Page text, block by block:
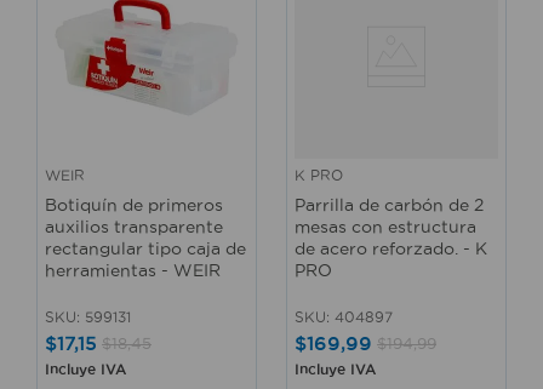
WEIR
Botiquín de primeros
auxilios transparente
rectangular tipo caja de
herramientas - WEIR
SKU: 599131
$17,15 $18,45
Incluye IVA
K PRO
Parrilla de carbón de 2
mesas con estructura
de acero reforzado. - K
PRO
SKU: 404897
$169,99 $194,99
Incluye IVA